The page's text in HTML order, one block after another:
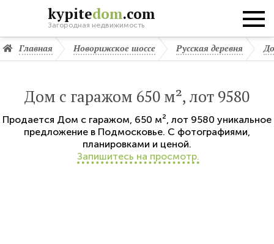
kypitedom.com
Загородная недвижимость
Главная Новорижское шоссе Русская деревня
Дом с гаражом 650 м², лот 9580
Продается Дом с гаражом, 650 м², лот 9580 уникальное
предложение в Подмосковье. С фотографиями,
планировками и ценой.
Запишитесь на просмотр.